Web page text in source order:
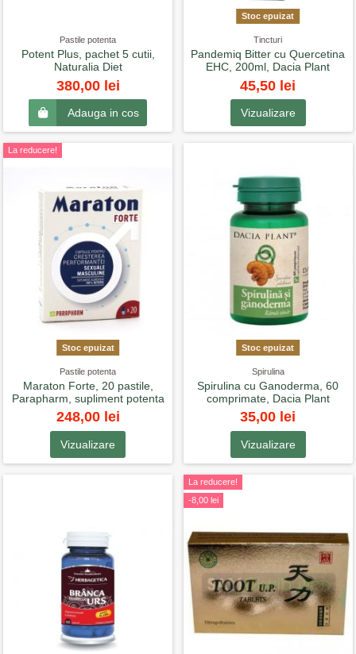
Pastile potenta
Potent Plus, pachet 5 cutii,
Naturalia Diet
380,00 lei
Adauga in cos
Stoc epuizat
Tincturi
Pandemiq Bitter cu Quercetina
EHC, 200ml, Dacia Plant
45,50 lei
Vizualizare
La reducere!
Stoc epuizat
Pastile potenta
Maraton Forte, 20 pastile,
Parapharm, supliment potenta
248,00 lei
Vizualizare
Stoc epuizat
Spirulina
Spirulina cu Ganoderma, 60
comprimate, Dacia Plant
35,00 lei
Vizualizare
La reducere!
-8,00 lei